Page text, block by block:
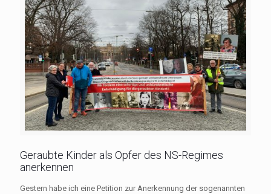
Geraubte Kinder als Opfer des NS-Regimes
anerkennen
Gestern habe ich eine Petition zur Anerkennung der sogenannten